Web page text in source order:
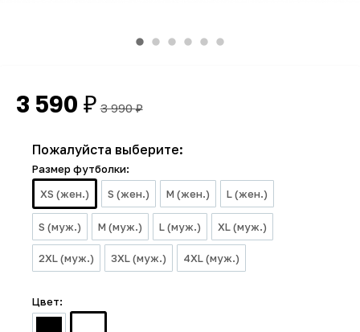
3 590 ₽ 3 990₽
Пожалуйста выберите:
Размер футболки:
XS (жен.)
S (жен.) M (жен.) L (жен.)
S (муж.) M (муж.) L (муж.) XL (муж.)
2XL (муж.) 3XL (муж.) 4XL (муж.)
Цвет: